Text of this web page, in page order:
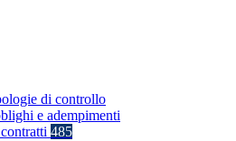
di controllo
e adempimenti
485